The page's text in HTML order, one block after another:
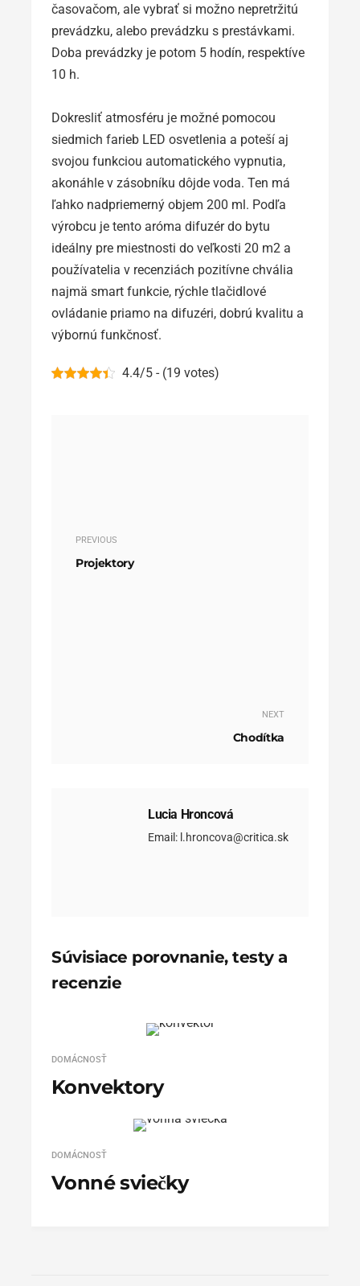
časovačom, ale vybrať si možno nepretržitú
prevádzku, alebo prevádzku s prestávkami.
Doba prevádzky je potom 5 hodín, respektíve
10 h.
Dokresliť atmosféru je možné pomocou
siedmich farieb LED osvetlenia a poteší aj
svojou funkciou automatického vypnutia,
akonáhle v zásobníku dôjde voda. Ten má
ľahko nadpriemerný objem 200 ml. Podľa
výrobcu je tento aróma difuzér do bytu
ideálny pre miestnosti do veľkosti 20 m2 a
používatelia v recenziách pozitívne chvália
najmä smart funkcie, rýchle tlačidlové
ovládanie priamo na difuzéri, dobrú kvalitu a
výbornú funkčnosť.
4.4/5 - (19 votes)
PREVIOUS
Projektory
NEXT
Chodítka
Lucia Hroncová
Email: l.hroncova@critica.sk
Súvisiace porovnanie, testy a
recenzie
DOMÁCNOSŤ
Konvektory
DOMÁCNOSŤ
Vonné sviečky